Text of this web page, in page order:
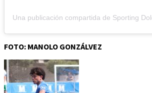
FOTO: MANOLO GONZÁLVEZ